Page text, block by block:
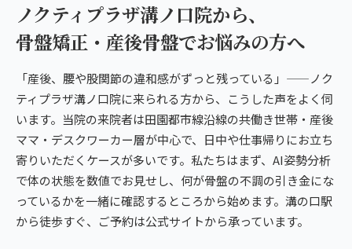
ノクティプラザ溝ノ口院から、
骨盤矯正・産後骨盤でお悩みの方へ
「産後、腰や股関節の違和感がずっと残っている」——ノク
ティプラザ溝ノ口院に来られる方から、こうした声をよく伺
います。当院の来院者は田園都市線沿線の共働き世帯・産後
ママ・デスクワーカー層が中心で、日中や仕事帰りにお立ち
寄りいただくケースが多いです。私たちはまず、AI姿勢分析
で体の状態を数値でお見せし、何が骨盤の不調の引き金にな
っているかを一緒に確認するところから始めます。溝の口駅
から徒歩すぐ、ご予約は公式サイトから承っています。